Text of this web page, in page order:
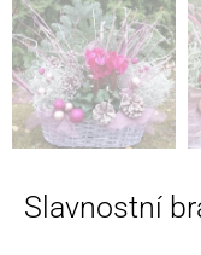
Slavnostní